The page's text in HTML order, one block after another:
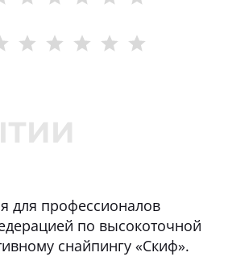
для профессионалов
по высокоточной
снайпингу «Скиф».